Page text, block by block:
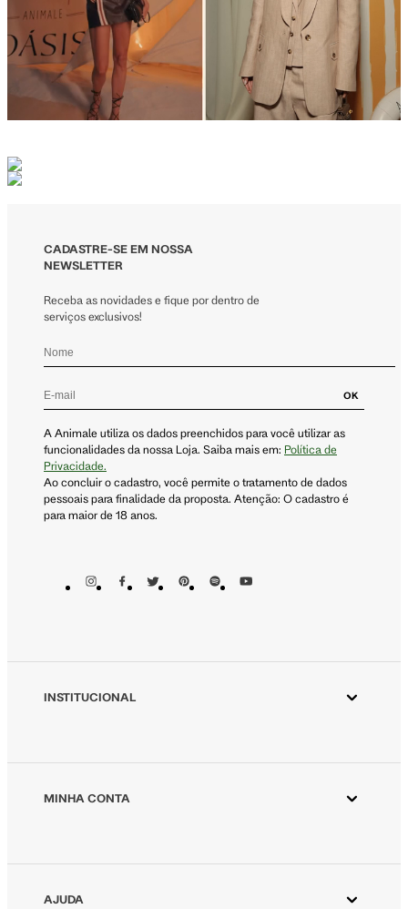
CADASTRE-SE EM NOSSA
NEWSLETTER
Receba as novidades e fique por dentro de
serviços exclusivos!
OK
A Animale utiliza os dados preenchidos para você utilizar as
funcionalidades da nossa Loja. Saiba mais em: Política de
Privacidade.
Ao concluir o cadastro, você permite o tratamento de dados
pessoais para finalidade da proposta. Atenção: O cadastro é
para maior de 18 anos.
INSTITUCIONAL
Animale ESG
Trabalhe Conosco
MINHA CONTA
Meus Pedidos
AJUDA